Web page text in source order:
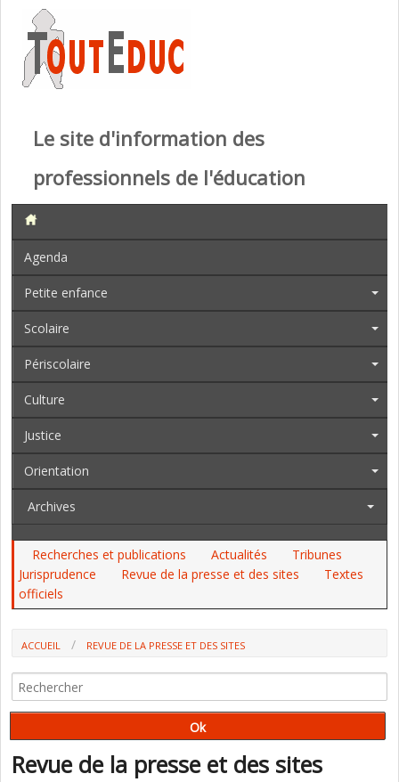
Le site d'information des
professionnels de l'éducation
Agenda
Petite enfance
Scolaire
Périscolaire
Culture
Justice
Orientation
Archives
Recherches et publications Actualités
Tribunes
Jurisprudence
Revue de la presse et des sites
Textes
officiels
ACCUEIL REVUE DE LA PRESSE ET DES SITES
Revue de la presse et des sites